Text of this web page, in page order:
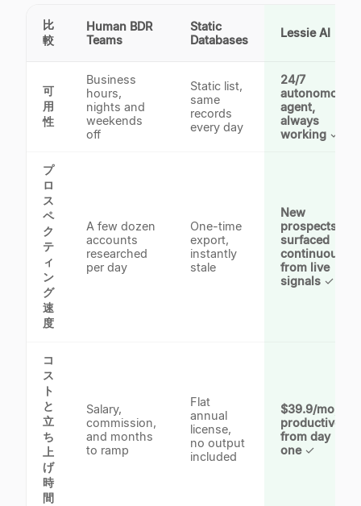
比
較
Human BDR
Teams
Static
Databases
Lessie AI
可
用
性
Business
hours,
nights and
weekends
off
Static list,
same
records
every day
24/7
autonomous
agent,
always
working ✓
プ
ロ
ス
ペ
ク
テ
ィ
ン
グ
速
度
A few dozen
accounts
researched
per day
One-time
export,
instantly
stale
New
prospects
surfaced
continuously
from live
signals ✓
コ
ス
ト
と
立
ち
上
げ
時
間
Salary,
commission,
and months
to ramp
Flat
annual
license,
no output
included
$39.9/mo,
productive
from day
one✓